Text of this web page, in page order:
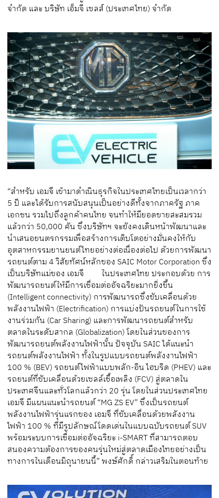
จำกัด และ บริษัท เอ็มจี เซลส์(ประเทศไทย) จำกัด
“สำหรับ เอมจี เข้ามาดำเนินธุรกิจในประเทศไทยเป็นเวลากว่า
5 ปี และได้รับการสนับสนุนเป็นอย่างดีทั้งจากภาครัฐ ภาค
เอกชน รวมไปถึงลูกค้าคนไทย จนทำให้มียอดขายสะสมรวม
แล้วกว่า 50,000 คันซึ่งบริษัทฯ จะยังคงเดินหน้าพัฒนาและ
นำเสนอยนตรกรรมเพื่อสร้างการเติบโตอย่างมั่นคงให้กับ
อุตสาหกรรมยานยนต์ไทยอย่างต่อเนื่องต่อไป ด้วยการพัฒนา
รถยนต์ตาม4วิสัยทัศน์หลักของ SAIC Motor Corporationซึ่ง
เป็นบริษัทแม่ของ เอมจี
ในประเทศไทย ประกอบด้วย การ
พัฒนารถยนต์ให้มีการเชื่อมต่ออัจฉริยะมากยิ่งขึ้น
(Intelligent connectivity) การพัฒนารถซึ่งขับเคลื่อนด้วย
พลังงานไฟฟ้า (Electrification) การแบ่งปันรถยนต์ในการใช้
งานร่วมกัน (Car Sharing) และการพัฒนารถยนต์สำหรับ
ตลาดในระดับสากล (Globalization)โดยในส่วนของการ
พัฒนารถยนต์พลังงานไฟฟ้านั้น ปัจจุบัน SAICได้แนะนำ
รถยนต์พลังงานไฟฟ้าทั้งในรูปแบบรถยนต์พลังงานไฟฟ้า
100 % (BEV) รถยนต์ไฟฟ้าแบบพลัก-อิน ไฮบริด (PHEV) และ
รถยนต์ที่ขับเคลื่อนด้วยเซลล์เชื้อเพลิง (FCV) สู่ตลาดใน
ประเทศจีนและทั่วโลกแล้วกว่า 20 รุ่นโดยในส่วนประเทศไทย
เอมจี มีแผนแนะนำรถยนต์“MG ZS EV”ซึ่งเป็นรถยนต์
พลังงานไฟฟ้ารุ่นแรกของ เอมจี ที่ขับเคลื่อนด้วยพลังงาน
ไฟฟ้า 100 %ที่มีรูปลักษณ์โดดเด่นในแบบฉบับรถยนต์SUV
พร้อมระบบการเชื่อมต่ออัจฉริยะ i-SMARTที่สามารถตอบ
สนองความต้องการของคนรุ่นใหม่สู่ตลาดเมืองไทยอย่างเป็น
ทางการในเดือนมิถุนายนนี้”พงษ์ศักดิ์ กล่าวเสริมในตอนท้าย